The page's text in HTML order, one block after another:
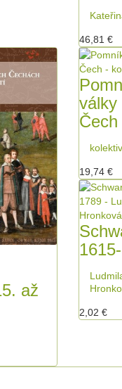
46,81 €
až
války
Čech
kolektiv
19,74 €
2,02 €